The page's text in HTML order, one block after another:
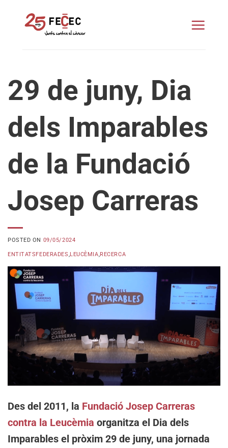
29 de juny, Dia
dels Imparables
de la Fundació
Josep Carreras
POSTED ON 09/05/2024
ENTITATSFEDERADES,LEUCÈMIA,RECERCA
Des del 2011, la Fundació Josep Carreras
contra la Leucèmia organitza el Dia dels
Imparables el pròxim 29 de juny, una jornada